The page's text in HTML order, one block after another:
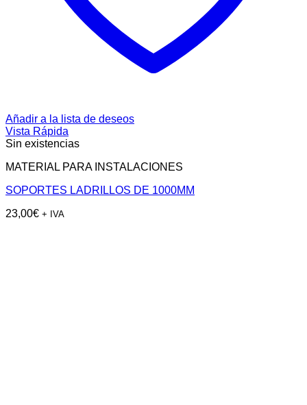
Añadir a la lista de deseos
Vista Rápida
Sin existencias
MATERIAL PARA INSTALACIONES
SOPORTES LADRILLOS DE 1000MM
23,00€ + IVA